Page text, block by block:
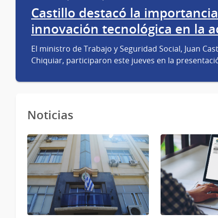
Castillo destacó la
innovación tecnológica en la
El ministro de Trabajo y Seguridad Social, Juan
Chiquiar, participaron este jueves en la
Noticias